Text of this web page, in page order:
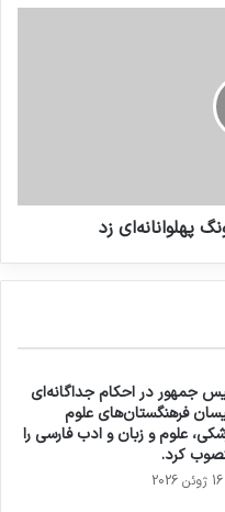
پهلوانانه‌ای زد
جمهور در احکام جداگانه‌ای
فرهنگستان‌های علوم
علوم و زبان و ادب فارسی را
کرد.
16 ژوئن 2026